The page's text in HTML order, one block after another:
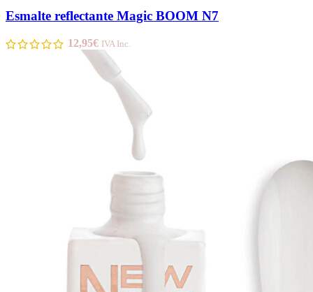
Esmalte reflectante Magic BOOM N7
12,95€ IVA Inc.